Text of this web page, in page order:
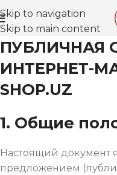
Skip to navigation
Skip to main content
ПУБЛИЧНАЯ
ИНТЕРНЕТ-
SHOP.UZ
1. Общие
Настоящий документ
предложением